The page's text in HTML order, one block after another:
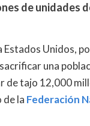
de unidades
Unidos,
una
de tajo 12,000
de la Federación